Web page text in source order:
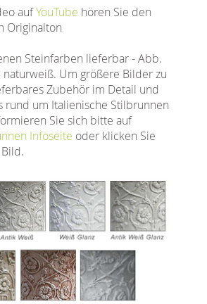
aufYouTube hören Sie den
Originalton
Steinfarben lieferbar - Abb.
naturweiß. Um größere Bilder zu
Zubehör im Detail und
rund um Italienische Stilbrunnen
Sie sich bitte auf
Infoseite oder klicken Sie